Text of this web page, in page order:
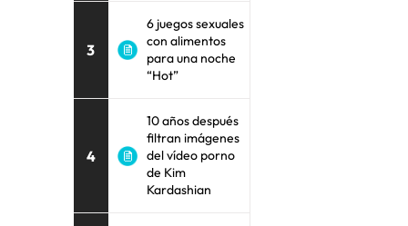
3
6 juegos sexuales
con alimentos
para una noche
“Hot”
4
10 años después
filtran imágenes
del vídeo porno
de Kim
Kardashian